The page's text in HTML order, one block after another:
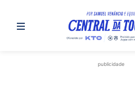
publicidade